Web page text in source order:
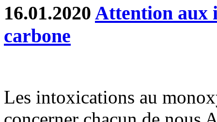
16.01.2020 Attention aux
carbone
Les intoxications au